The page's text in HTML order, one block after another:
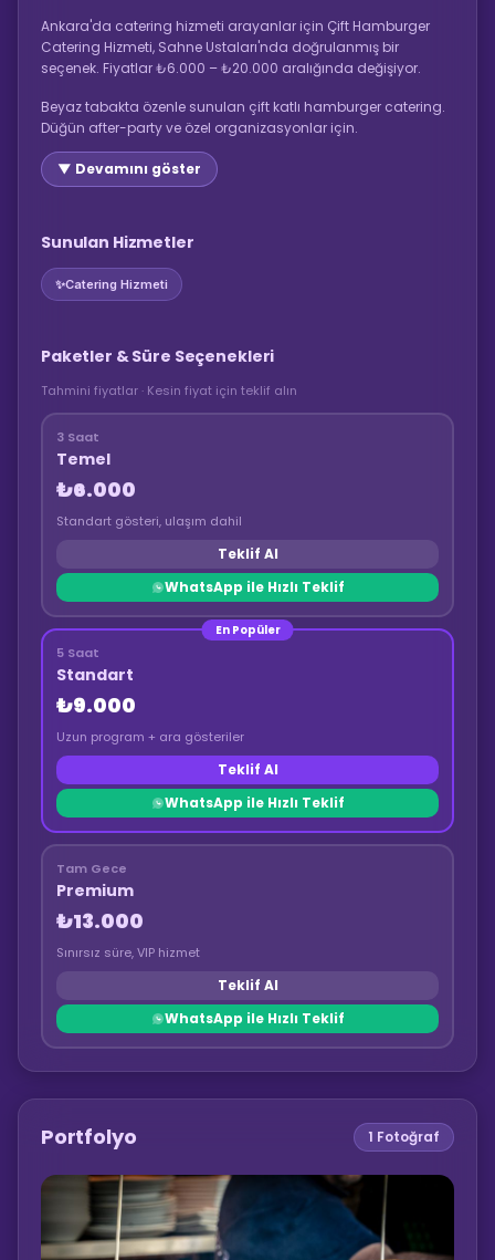
Ankara'da catering hizmeti arayanlar için Çift Hamburger
Catering Hizmeti, Sahne Ustaları'nda doğrulanmış bir
seçenek. Fiyatlar ₺6.000 – ₺20.000 aralığında değişiyor.
Beyaz tabakta özenle sunulan çift katlı hamburger catering.
Düğün after-party ve özel organizasyonlar için.
▼ Devamını göster
Sunulan Hizmetler
✨Catering Hizmeti
Paketler & Süre Seçenekleri
Tahmini fiyatlar · Kesin fiyat için teklif alın
3 Saat
Temel
₺6.000
Standart gösteri, ulaşım dahil
Teklif Al
WhatsApp ile Hızlı Teklif
En Popüler
5 Saat
Standart
₺9.000
Uzun program + ara gösteriler
Teklif Al
WhatsApp ile Hızlı Teklif
Tam Gece
Premium
₺13.000
Sınırsız süre, VIP hizmet
Teklif Al
WhatsApp ile Hızlı Teklif
Portfolyo 1 Fotoğraf